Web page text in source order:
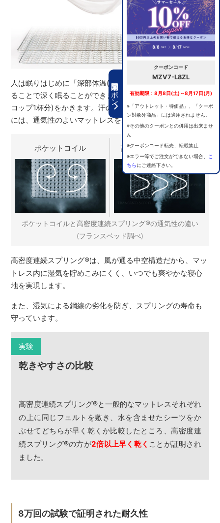
期間限定クーポン
クーポンコード
MZV7-L8ZL
有効期限：8月8日(土)～8月17日(月)
※「アウトレット・特価品」、「クーポ
ン対象外商品」には適用されません。
※その他のクーポンとの併用は出来ませ
ん
※クーポンコード転売、転載禁止
※エラー等でご注文ができない場合、
こ
ちらにご連絡下さい。
人は眠りはじめに「深部体温(カラダの内部の温度)」を下げ
ることで深く眠ることができますが、その際に大量の汗(約
コップ1杯分)をかきます。汗の蒸れを感じず快適に眠るため
には、通気性のよいマットレスを選ぶことが重要です。
ポケットコイル 高密度連続スプリング®
ポケットコイルと高密度連続スプリング®の通気性の違い
(フランスベッド調べ)
高密度連続スプリング®は、風が通る中空構造だから、マッ
トレス内に湿気を貯めこみにくく、いつでも爽やかな寝心
地を実現します。
また、湿気による鋼線の劣化を防ぎ、スプリングの寿命も
守っています。
実験
乾きやすさの比較
高密度連続スプリング®と一般的なマットレスそれぞれ
の上に同じフェルトを敷き、水を含ませたシーツをか
ぶせてどちらが早く乾くか比較したところ、高密度連
続スプリング®の方が2倍以上早く乾く ことが証明され
ました。
8万回の試験で証明された耐久性